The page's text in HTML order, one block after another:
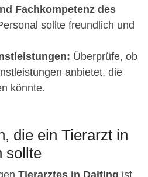
Fachkompetenz des
sollte freundlich und
Überprüfe, ob
anbietet, die
könnte.
die ein Tierarzt in
sollte
Tierarztes in Daiting ist